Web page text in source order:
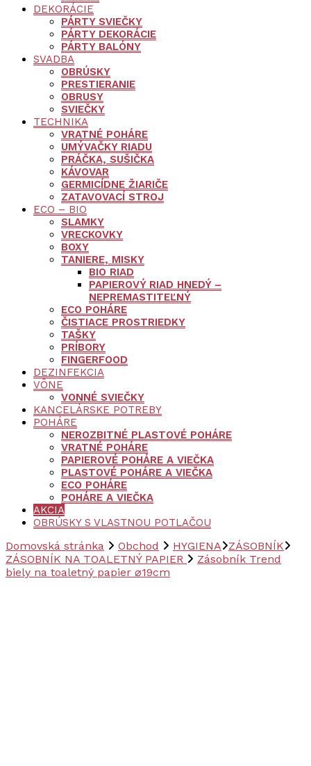
DEKORÁCIE
PÁRTY SVIEČKY
PÁRTY DEKORÁCIE
PÁRTY BALÓNY
SVADBA
OBRÚSKY
PRESTIERANIE
OBRUSY
SVIEČKY
TECHNIKA
VRATNÉ POHÁRE
UMÝVAČKY RIADU
PRÁČKA, SUŠIČKA
KÁVOVAR
GERMICÍDNE ŽIARIČE
ZATAVOVACÍ STROJ
ECO – BIO
SLAMKY
VRECKOVKY
BOXY
TANIERE, MISKY
BIO RIAD
PAPIEROVÝ RIAD HNEDÝ –
NEPREMASTITEĽNÝ
ECO POHÁRE
ČISTIACE PROSTRIEDKY
TAŠKY
PRÍBORY
FINGERFOOD
DEZINFEKCIA
VÔNE
VONNÉ SVIEČKY
KANCELÁRSKE POTREBY
POHÁRE
NEROZBITNÉ PLASTOVÉ POHÁRE
VRATNÉ POHÁRE
PAPIEROVÉ POHÁRE A VIEČKA
PLASTOVÉ POHÁRE A VIEČKA
ECO POHÁRE
POHÁRE A VIEČKA
AKCIA
OBRÚSKY S VLASTNOU POTLAČOU
Domovská stránka Obchod HYGIENA
ZÁSOBNÍK
ZÁSOBNÍK NA TOALETNÝ PAPIER
Zásobník Trend
biely na toaletný papier ⌀19cm